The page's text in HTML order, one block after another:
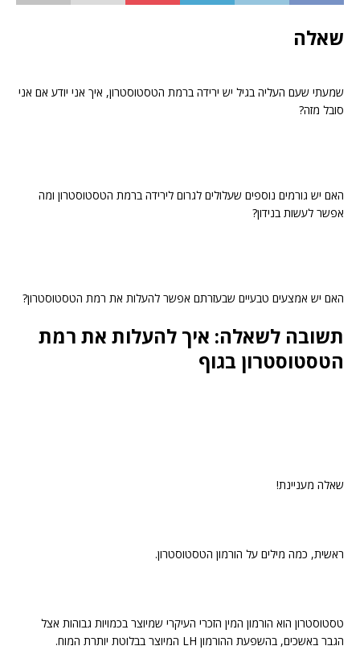
שאלה
שמעתי שעם העליה בגיל יש ירידה ברמת הטסטוסטרון, איך אני יודע אם אני
סובל מזה?
האם יש גורמים נוספים שעלולים לגרום לירידה ברמת הטסטוסטרון ומה
אפשר לעשות בנידון?
האם יש אמצעים טבעיים שבעזרתם אפשר להעלות את רמת הטסטוסטרון?
תשובה לשאלה: איך להעלות את רמת
הטסטוסטרון בגוף
שאלה מעניינת!
ראשית, כמה מילים על הורמון הטסטוסטרון.
טסטוסטרון הוא הורמון המין הזכרי העיקרי שמיוצר בכמויות גבוהות אצל
הגבר באשכים, בהשפעת ההורמון LH המיוצר בבלוטת יותרת המוח.